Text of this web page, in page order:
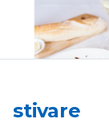
stivare